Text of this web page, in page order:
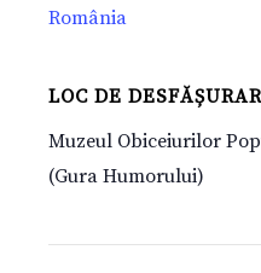
România
LOC DE
Muzeul Obiceiurilor
(Gura Humorului)